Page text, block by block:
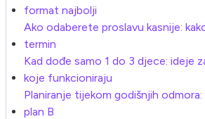
format najbolji
Ako odaberete proslavu kasnije:
termin
Kad dođe samo 1 do 3 djece: ideje
koje funkcioniraju
Planiranje tijekom godišnjih
plan B